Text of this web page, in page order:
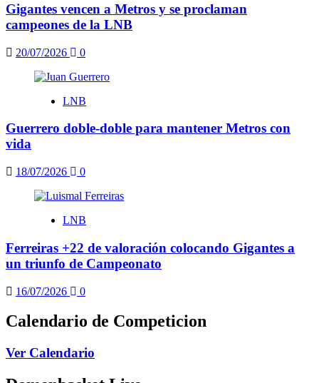
Gigantes vencen a Metros y se proclaman
campeones de la LNB
20/07/2026 0
LNB
Guerrero doble-doble para mantener Metros con
vida
18/07/2026 0
LNB
Ferreiras +22 de valoración colocando Gigantes a
un triunfo de Campeonato
16/07/2026 0
Calendario de Competicion
Ver Calendario